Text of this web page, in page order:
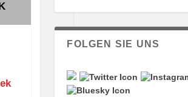
FOLGEN SIE UNS